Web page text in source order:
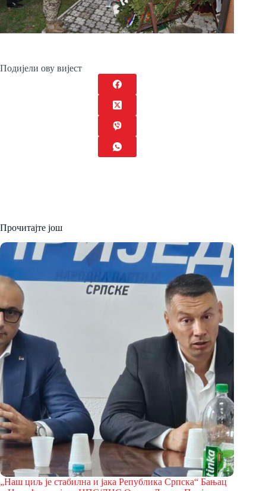
Подијели ову вијест
Прочитајте још
„Наш циљ је стабилна и јака Република Српска“ Бањац